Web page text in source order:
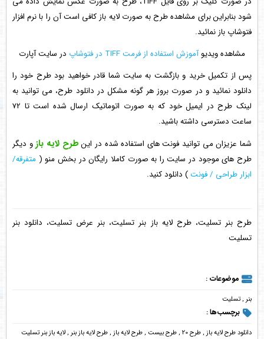
شود بنابراین برای مشاهده طرح به صورت لایه باز کافی است آن را با نرم افزار
فتوشاپ باز نمائید.
مشاهده ویدیوآموزش استفاده از فرمت TIFF در فتوشاپ
در سایت آپارت
پس از تکمیل خرید و بازگشت به سایت شما قادر خواهید بود طرح خود را
دانلود نمائید و در صورت بروز هر گونه مشکل در دانلود طرح، می توانید به
لینک طرح در ایمیل خود که به صورت اتوماتیک ارسال شده است تا 72
ساعت دسترسی داشته باشید.
شما عزیزان می توانید فونت های استفاده شده در اینطرح لایه بازو دیگر
طرح های موجود در سایت را به صورت کاملا رایگان در بخش منو ( متفرقه/
ابزار طراحی / فونت) دانلود کنید.
طرح بنر تسلیت، طرح لایه باز بنر تسلیت، بنر عرض تسلیت، دانلود بنر
تسلیت
موضوعات :
بنر,تسلیت
برچسب‌ها :
دانلود طرح لایه باز,طرح 20 ,طرح بیست ,طرح لایه باز,طرح لایه باز بنر,لایه باز بنر تسلیت